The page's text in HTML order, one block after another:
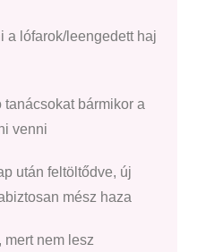
a lófarok/leengedett haj
bármikor a
venni
után feltöltődve, új
mész haza
mert nem lesz